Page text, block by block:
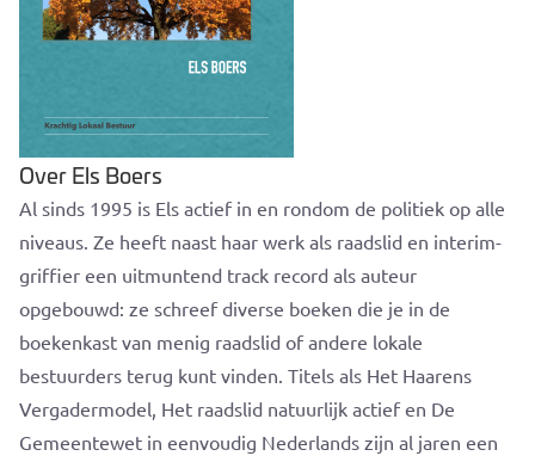
Over Els Boers
Al sinds 1995 is Els actief in en rondom de politiek op alle
niveaus. Ze heeft naast haar werk als raadslid en interim-
griffier een uitmuntend track record als auteur
opgebouwd: ze schreef diverse boeken die je in de
boekenkast van menig raadslid of andere lokale
bestuurders terug kunt vinden. Titels als Het Haarens
Vergadermodel, Het raadslid natuurlijk actief en De
Gemeentewet in eenvoudig Nederlands zijn al jaren een